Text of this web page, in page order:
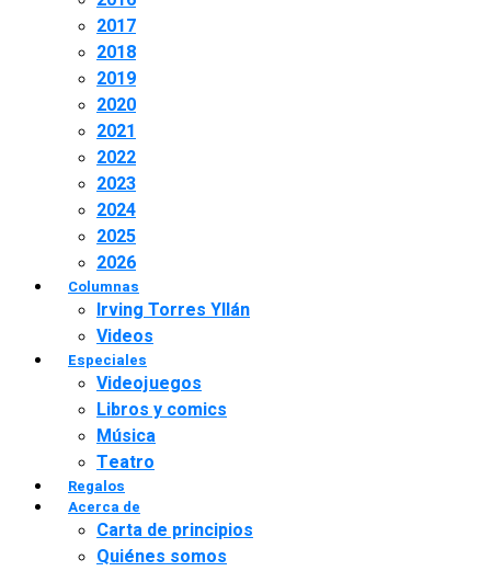
2017
2018
2019
2020
2021
2022
2023
2024
2025
2026
Columnas
Irving Torres Yllán
Videos
Especiales
Videojuegos
Libros y comics
Música
Teatro
Regalos
Acerca de
Carta de principios
Quiénes somos